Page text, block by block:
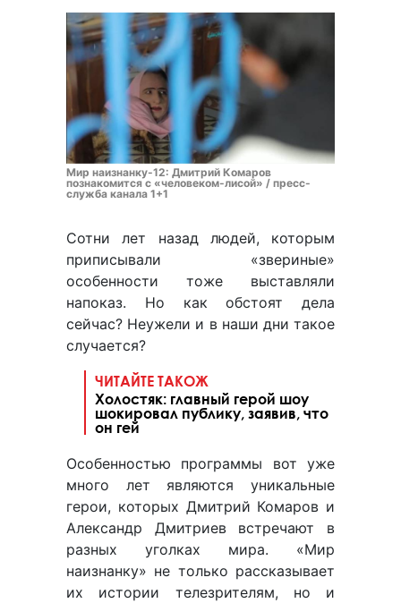
Мир наизнанку-12: Дмитрий Комаров
познакомится с «человеком-лисой» / пресс-
служба канала 1+1
Сотни лет назад людей, которым
приписывали «звериные»
особенности тоже выставляли
напоказ. Но как обстоят дела
сейчас? Неужели и в наши дни такое
случается?
ЧИТАЙТЕ ТАКОЖ
Холостяк: главный герой шоу
шокировал публику, заявив, что
он гей
Особенностью программы вот уже
много лет являются уникальные
герои, которых Дмитрий Комаров и
Александр Дмитриев встречают в
разных уголках мира. «Мир
наизнанку» не только рассказывает
их истории телезрителям, но и